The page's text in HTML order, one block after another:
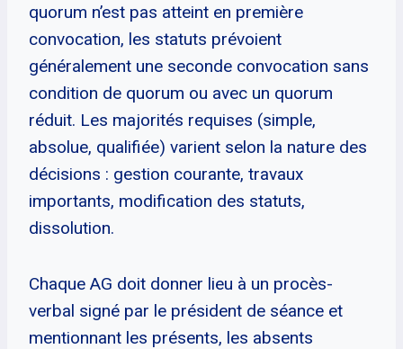
quorum n’est pas atteint en première
convocation, les statuts prévoient
généralement une seconde convocation sans
condition de quorum ou avec un quorum
réduit. Les majorités requises (simple,
absolue, qualifiée) varient selon la nature des
décisions : gestion courante, travaux
importants, modification des statuts,
dissolution.
Chaque AG doit donner lieu à un procès-
verbal signé par le président de séance et
mentionnant les présents, les absents